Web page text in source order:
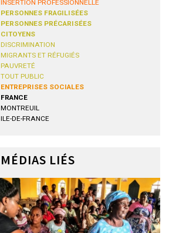
INSERTION PROFESSIONNELLE
PERSONNES FRAGILISÉES
PERSONNES PRÉCARISÉES
CITOYENS
DISCRIMINATION
MIGRANTS ET RÉFUGIÉS
PAUVRETÉ
TOUT PUBLIC
ENTREPRISES SOCIALES
FRANCE
MONTREUIL
ILE-DE-FRANCE
MÉDIAS LIÉS